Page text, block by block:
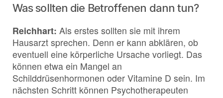
Was sollten die Betroffenen dann tun?
Reichhart: Als erstes sollten sie mit ihrem
Hausarzt sprechen. Denn er kann abklären, ob
eventuell eine körperliche Ursache vorliegt. Das
können etwa ein Mangel an
Schilddrüsenhormonen oder Vitamine D sein. Im
nächsten Schritt können Psychotherapeuten